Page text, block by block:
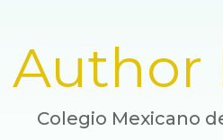
Author
Colegio Mexicano